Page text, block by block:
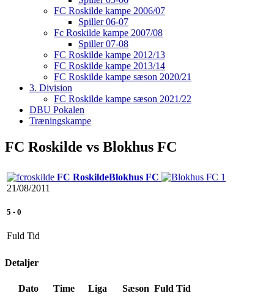
FC Roskilde kampe 2006/07
Spiller 06-07
Fc Roskilde kampe 2007/08
Spiller 07-08
FC Roskilde kampe 2012/13
FC Roskilde kampe 2013/14
FC Roskilde kampe sæson 2020/21
3. Division
FC Roskilde kampe sæson 2021/22
DBU Pokalen
Træningskampe
FC Roskilde vs Blokhus FC
FC RoskildeBlokhus FC
21/08/2011
5 - 0
Fuld Tid
Detaljer
Dato Time Liga Sæson Fuld Tid